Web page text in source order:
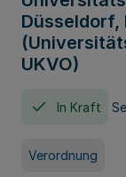
Düsseldorf,
UKVO)
In Kraft
Verordnung